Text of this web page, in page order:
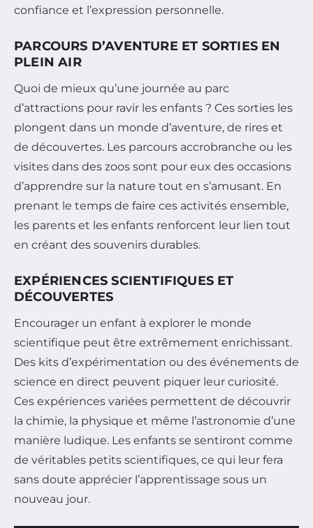
confiance et l’expression personnelle.
PARCOURS D’AVENTURE ET SORTIES EN
PLEIN AIR
Quoi de mieux qu’une journée au parc
d’attractions pour ravir les enfants ? Ces sorties les
plongent dans un monde d’aventure, de rires et
de découvertes. Les parcours accrobranche ou les
visites dans des zoos sont pour eux des occasions
d’apprendre sur la nature tout en s’amusant. En
prenant le temps de faire ces activités ensemble,
les parents et les enfants renforcent leur lien tout
en créant des souvenirs durables.
EXPÉRIENCES SCIENTIFIQUES ET
DÉCOUVERTES
Encourager un enfant à explorer le monde
scientifique peut être extrêmement enrichissant.
Des kits d’expérimentation ou des événements de
science en direct peuvent piquer leur curiosité.
Ces expériences variées permettent de découvrir
la chimie, la physique et même l’astronomie d’une
manière ludique. Les enfants se sentiront comme
de véritables petits scientifiques, ce qui leur fera
sans doute apprécier l’apprentissage sous un
nouveau jour.